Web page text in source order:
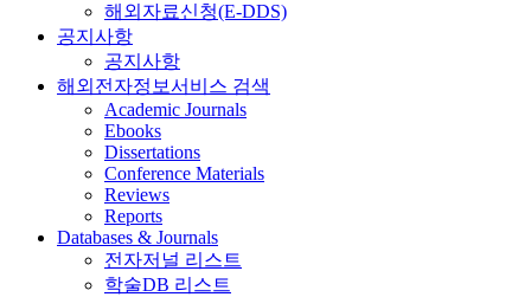
해외자료신청(E-DDS)
공지사항
공지사항
해외전자정보서비스 검색
Academic Journals
Ebooks
Dissertations
Conference Materials
Reviews
Reports
Databases & Journals
전자저널 리스트
학술DB 리스트